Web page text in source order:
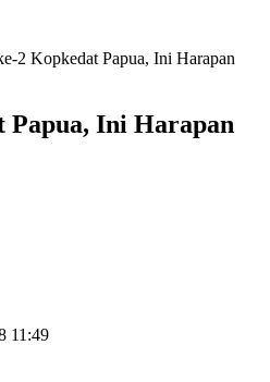
2 Kopkedat Papua, Ini Harapan
Papua, Ini Harapan
11:49